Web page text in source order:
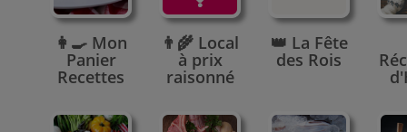
👩‍🍳 Mon
Panier
Recettes
👨‍🌾 Local
à prix
raisonné
👑 La Fête
des Rois